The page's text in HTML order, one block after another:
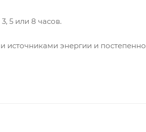
5 или 8 часов.
энергии и